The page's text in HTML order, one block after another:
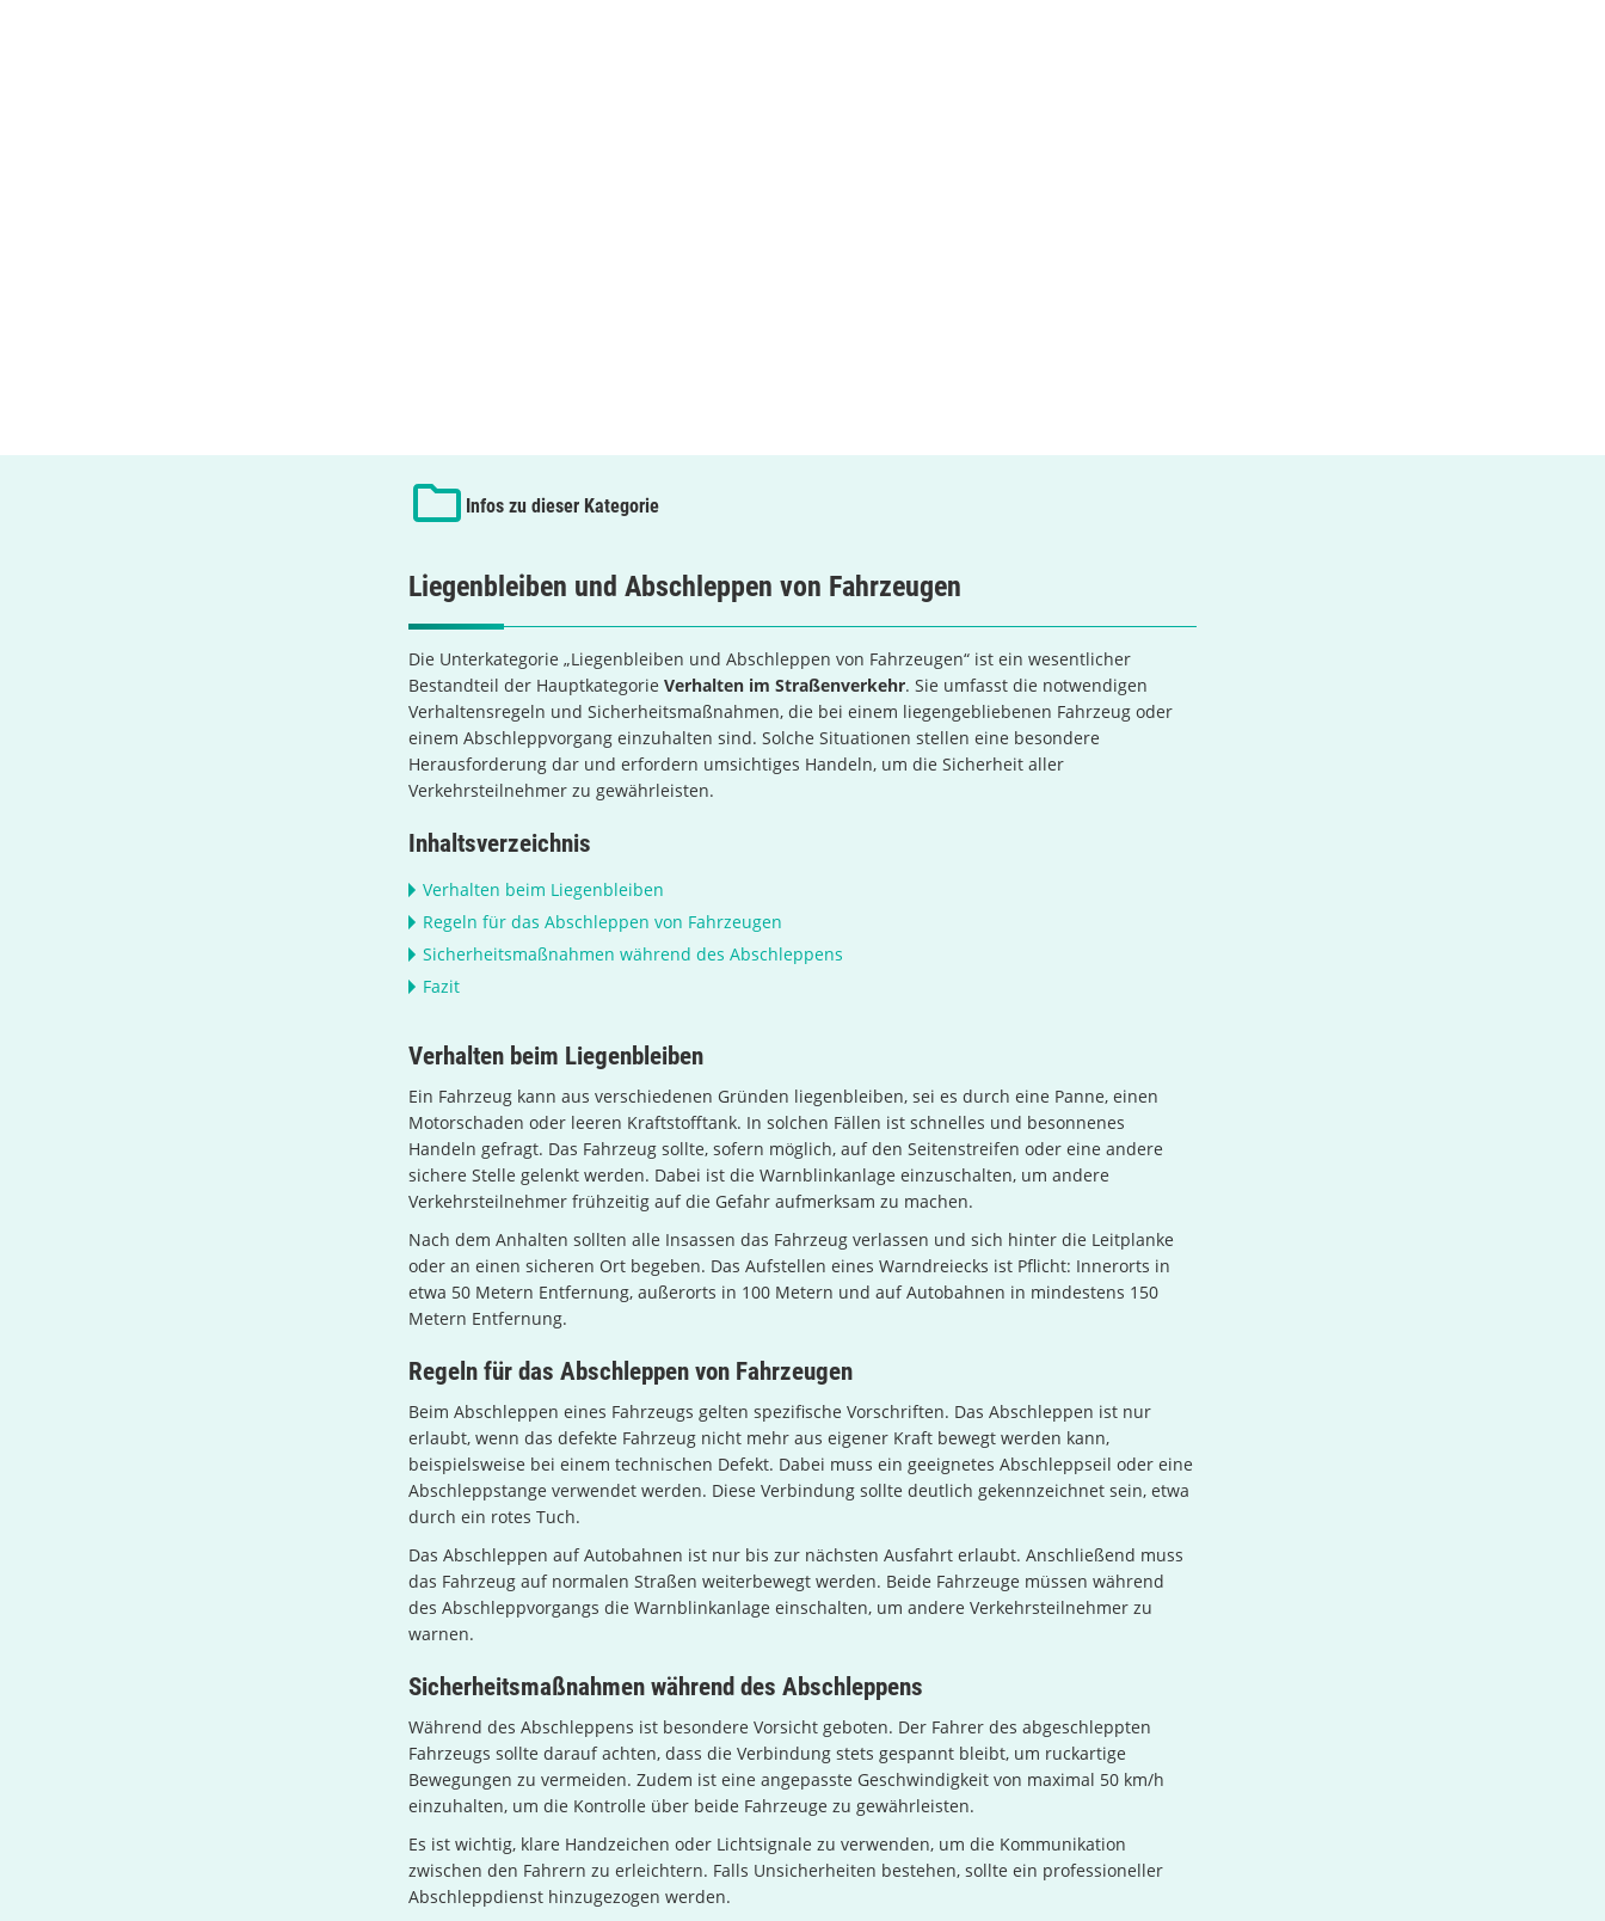
Infos zu dieser Kategorie
Liegenbleiben und Abschleppen von Fahrzeugen
Die Unterkategorie „Liegenbleiben und Abschleppen von Fahrzeugen“ ist ein wesentlicher
Bestandteil der Hauptkategorie Verhalten im Straßenverkehr. Sie umfasst die notwendigen
Verhaltensregeln und Sicherheitsmaßnahmen, die bei einem liegengebliebenen Fahrzeug oder
einem Abschleppvorgang einzuhalten sind. Solche Situationen stellen eine besondere
Herausforderung dar und erfordern umsichtiges Handeln, um die Sicherheit aller
Verkehrsteilnehmer zu gewährleisten.
Inhaltsverzeichnis
Verhalten beim Liegenbleiben
Regeln für das Abschleppen von Fahrzeugen
Sicherheitsmaßnahmen während des Abschleppens
Fazit
Verhalten beim Liegenbleiben
Ein Fahrzeug kann aus verschiedenen Gründen liegenbleiben, sei es durch eine Panne, einen
Motorschaden oder leeren Kraftstofftank. In solchen Fällen ist schnelles und besonnenes
Handeln gefragt. Das Fahrzeug sollte, sofern möglich, auf den Seitenstreifen oder eine andere
sichere Stelle gelenkt werden. Dabei ist die Warnblinkanlage einzuschalten, um andere
Verkehrsteilnehmer frühzeitig auf die Gefahr aufmerksam zu machen.
Nach dem Anhalten sollten alle Insassen das Fahrzeug verlassen und sich hinter die Leitplanke
oder an einen sicheren Ort begeben. Das Aufstellen eines Warndreiecks ist Pflicht: Innerorts in
etwa 50 Metern Entfernung, außerorts in 100 Metern und auf Autobahnen in mindestens 150
Metern Entfernung.
Regeln für das Abschleppen von Fahrzeugen
Beim Abschleppen eines Fahrzeugs gelten spezifische Vorschriften. Das Abschleppen ist nur
erlaubt, wenn das defekte Fahrzeug nicht mehr aus eigener Kraft bewegt werden kann,
beispielsweise bei einem technischen Defekt. Dabei muss ein geeignetes Abschleppseil oder eine
Abschleppstange verwendet werden. Diese Verbindung sollte deutlich gekennzeichnet sein, etwa
durch ein rotes Tuch.
Das Abschleppen auf Autobahnen ist nur bis zur nächsten Ausfahrt erlaubt. Anschließend muss
das Fahrzeug auf normalen Straßen weiterbewegt werden. Beide Fahrzeuge müssen während
des Abschleppvorgangs die Warnblinkanlage einschalten, um andere Verkehrsteilnehmer zu
warnen.
Sicherheitsmaßnahmen während des Abschleppens
Während des Abschleppens ist besondere Vorsicht geboten. Der Fahrer des abgeschleppten
Fahrzeugs sollte darauf achten, dass die Verbindung stets gespannt bleibt, um ruckartige
Bewegungen zu vermeiden. Zudem ist eine angepasste Geschwindigkeit von maximal 50 km/h
einzuhalten, um die Kontrolle über beide Fahrzeuge zu gewährleisten.
Es ist wichtig, klare Handzeichen oder Lichtsignale zu verwenden, um die Kommunikation
zwischen den Fahrern zu erleichtern. Falls Unsicherheiten bestehen, sollte ein professioneller
Abschleppdienst hinzugezogen werden.